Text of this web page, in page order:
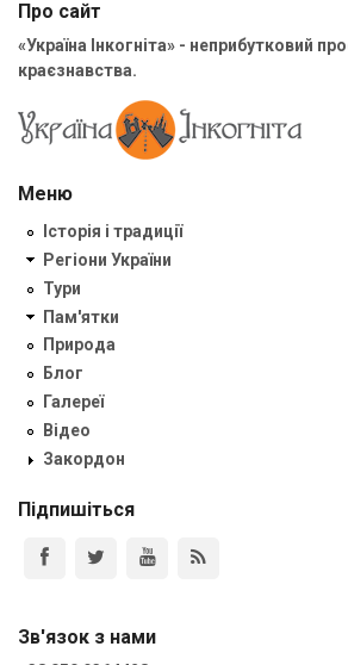
Про сайт
«Україна Інкогніта» - неприбутковий
краєзнавства.
Меню
Історія і традиції
Регіони України
Тури
Пам'ятки
Природа
Блог
Галереї
Відео
Закордон
Підпишіться
Зв'язок з нами